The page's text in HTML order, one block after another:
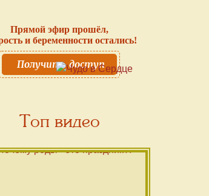
Прямой эфир прошёл,
и беременности остались!
Получить доступ
Топ видео